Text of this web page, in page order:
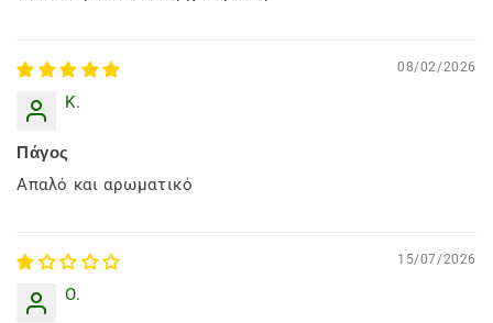
08/02/2026
K.
Πάγος
Απαλό και αρωματικό
15/07/2026
O.